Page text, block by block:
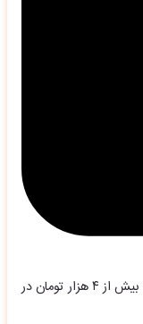
قیمت دلار امروز یکشنبه 24 خرداد 1405؛ افت بیش از ۴ هزار تومان در